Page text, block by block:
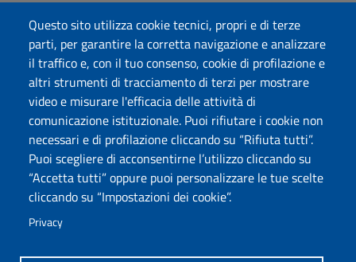
Questo sito utilizza cookie tecnici, propri e di terze
parti, per garantire la corretta navigazione e analizzare
il traffico e, con il tuo consenso, cookie di profilazione e
altri strumenti di tracciamento di terzi per mostrare
video e misurare l'efficacia delle attività di
comunicazione istituzionale. Puoi rifiutare i cookie non
necessari e di profilazione cliccando su “Rifiuta tutti”.
Puoi scegliere di acconsentirne l’utilizzo cliccando su
“Accetta tutti” oppure puoi personalizzare le tue scelte
cliccando su “Impostazioni dei cookie”.
Privacy
Università degli Studi di Sassari
Dipartimento di Scienze chimiche, fisiche, matematiche e
naturali
Via Vienna 2, 07100 Sassari
Tel./Fax: +39 079 229535/+39 079 228625
www.uniss.it
Dichiarazione di accessibilità
Posta elettronica @uniss.it
Protocollo
Seguici su